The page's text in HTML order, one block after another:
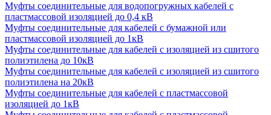
Муфты соединительные для водопогружных кабелей с
пластмассовой изоляцией до 0,4 кВ
Муфты соединительные для кабелей с бумажной или
пластмассовой изоляцией до 1кВ
Муфты соединительные для кабелей с изоляцией из сшитого
полиэтилена до 10кВ
Муфты соединительные для кабелей с изоляцией из сшитого
полиэтилена на 20кВ
Муфты соединительные для кабелей с пластмассовой
изоляцией до 1кВ